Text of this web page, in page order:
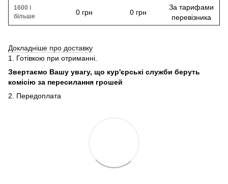
1600 і
більше
0 грн 0 грн
За тарифами
перевізника
Докладніше про доставку
1. Готівкою при отриманні.
Звертаємо Вашу увагу, що кур'єрські служби беруть
комісію за пересилання грошей
2. Передоплата